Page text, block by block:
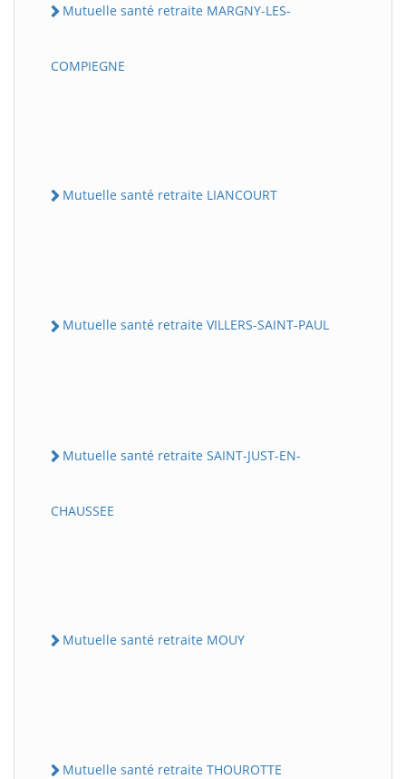
Mutuelle santé retraite MARGNY-LES-
COMPIEGNE
Mutuelle santé retraite LIANCOURT
Mutuelle santé retraite VILLERS-SAINT-PAUL
Mutuelle santé retraite SAINT-JUST-EN-
CHAUSSEE
Mutuelle santé retraite MOUY
Mutuelle santé retraite THOUROTTE